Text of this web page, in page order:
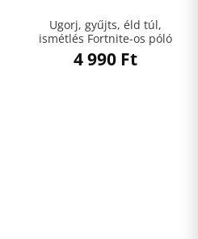
Ugorj, gyűjts, éld túl,
ismétlés Fortnite-os póló
4 990 Ft